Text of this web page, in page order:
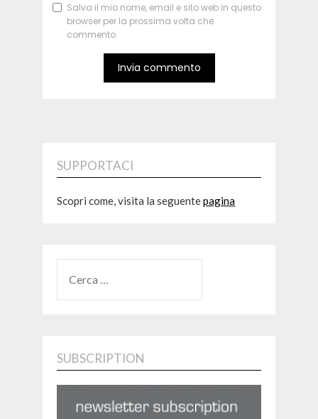
Salva il mio nome, email e sito web in questo
browser per la prossima volta che
commento.
SUPPORTACI
Scopri come, visita la seguentepagina
PER:
SUBSCRIPTION